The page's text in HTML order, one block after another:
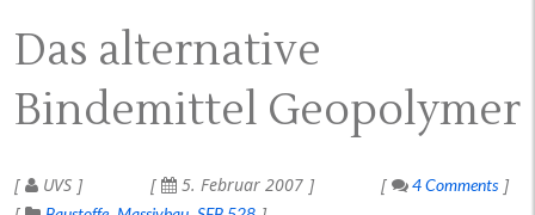
Das alternative
Bindemittel Geopolymer
UVS 5. Februar 2007
4 Comments